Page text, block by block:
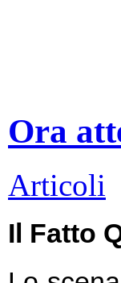
Ora
Articoli
Il Fatto